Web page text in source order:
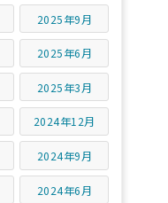
2025年9月
2025年6月
2025年3月
2024年12月
2024年9月
2024年6月